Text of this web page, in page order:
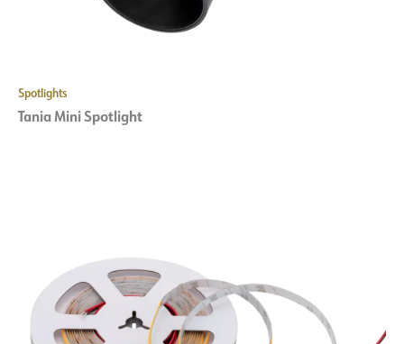
Spotlights
Tania Mini Spotlight